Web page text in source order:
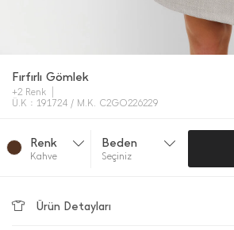
Fırfırlı Gömlek
+2 Renk
Ü.K : 191724 / M.K. C2GO226229
Renk
Kahve
Beden
Seçiniz
Ürün Detayları